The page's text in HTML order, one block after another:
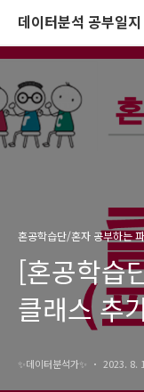
데이터분석 공부일지
혼공학습단/혼자 공부하는
[혼공학습
클래스 추
✨️데이터분석가✨️ 2023. 8.